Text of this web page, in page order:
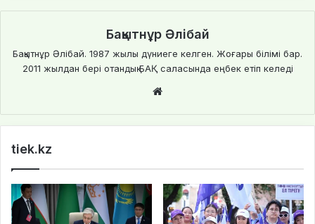
Бақытнұр Әлібай
Бақытнұр Әлібай. 1987 жылы дүниеге келген. Жоғары білімі бар.
2011 жылдан бері отандық БАҚ саласында еңбек етіп келеді
te
tiek.kz